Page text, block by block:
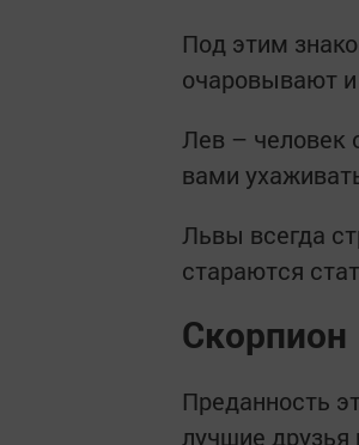
Под этим
очаровывают и
Лев – человек
вами
Львы всегда
стараются
Скорпион
Преданность
лучшие друзья